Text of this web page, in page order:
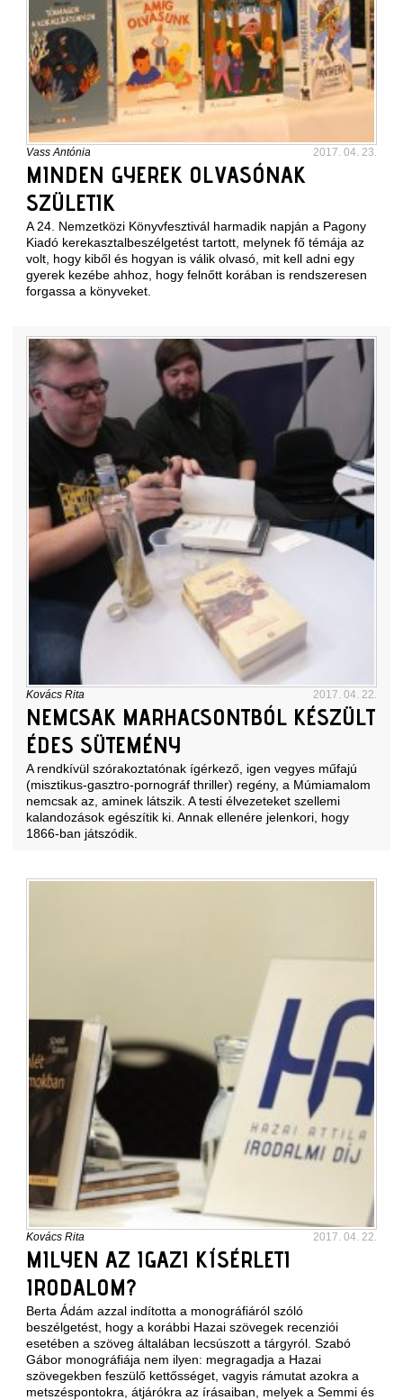
Vass Antónia 2017. 04. 23.
MINDEN GYEREK OLVASÓNAK
SZÜLETIK
A 24. Nemzetközi Könyvfesztivál harmadik napján a Pagony
Kiadó kerekasztalbeszélgetést tartott, melynek fő témája az
volt, hogy kiből és hogyan is válik olvasó, mit kell adni egy
gyerek kezébe ahhoz, hogy felnőtt korában is rendszeresen
forgassa a könyveket.
Kovács Rita 2017. 04. 22.
NEMCSAK MARHACSONTBÓL KÉSZÜLT
ÉDES SÜTEMÉNY
A rendkívül szórakoztatónak ígérkező, igen vegyes műfajú
(misztikus-gasztro-pornográf thriller) regény, a Múmiamalom
nemcsak az, aminek látszik. A testi élvezeteket szellemi
kalandozások egészítik ki. Annak ellenére jelenkori, hogy
1866-ban játszódik.
Kovács Rita 2017. 04. 22.
MILYEN AZ IGAZI KÍSÉRLETI
IRODALOM?
Berta Ádám azzal indította a monográfiáról szóló
beszélgetést, hogy a korábbi Hazai szövegek recenziói
esetében a szöveg általában lecsúszott a tárgyról. Szabó
Gábor monográfiája nem ilyen: megragadja a Hazai
szövegekben feszülő kettősséget, vagyis rámutat azokra a
metszéspontokra, átjárókra az írásaiban, melyek a Semmi és